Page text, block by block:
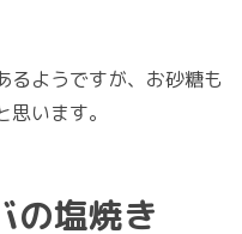
るようですが、お砂糖も
います。
の塩焼き